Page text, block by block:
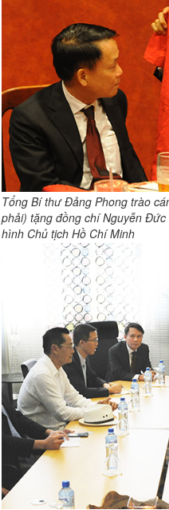
Tổng Bí thư Đảng Phong trào
phải) tặng đồng chí Nguyễn
hình Chủ tịch Hồ Chí Minh